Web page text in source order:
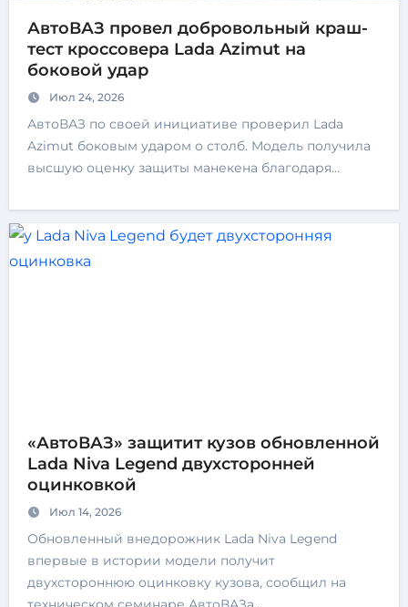
АвтоВАЗ провел добровольный краш-
тест кроссовера Lada Azimut на
боковой удар
Июл 24, 2026
АвтоВАЗ по своей инициативе проверил Lada
Azimut боковым ударом о столб. Модель получила
высшую оценку защиты манекена благодаря…
«АвтоВАЗ» защитит кузов обновленной
Lada Niva Legend двухсторонней
оцинковкой
Июл 14, 2026
Обновленный внедорожник Lada Niva Legend
впервые в истории модели получит
двухстороннюю оцинковку кузова, сообщил на